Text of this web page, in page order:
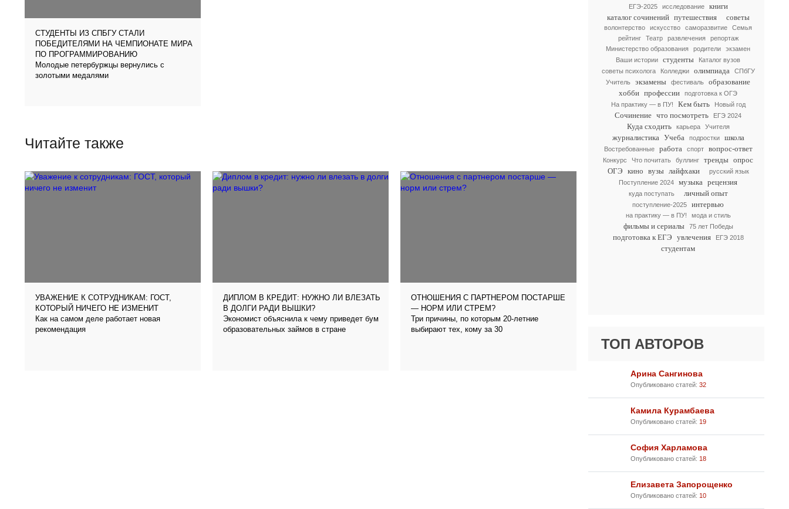
ЕГЭ-2025 исследование
книги
каталог сочинений путешествия советы
волонтерство искусство саморазвитие
Семья
рейтинг
Театр развлечения
репортаж
Министерство образования
родители
экзамен
Ваши истории
студенты
Каталог вузов
советы психолога
Колледжи олимпиада
СПбГУ
Учитель
экзамены фестиваль
образование
хобби профессии
подготовка к ОГЭ
На практику — в ПУ!
Кем быть Новый год
Сочинение что посмотреть ЕГЭ 2024
Куда сходить карьера Учителя
журналистика Учеба подростки школа
Востребованные работа спорт вопрос-ответ
Конкурс Что почитать буллинг тренды опрос
ОГЭ кино вузы лайфхаки
русский язык
Поступление 2024
музыка рецензия
куда поступать личный опыт
поступление-2025 интервью
на практику — в ПУ! мода и стиль
фильмы и сериалы 75 лет Победы
подготовка к ЕГЭ увлечения ЕГЭ 2018
студентам
ТОП АВТОРОВ
Арина Сангинова
Опубликовано статей: 32
Камила Курамбаева
Опубликовано статей: 19
София Харламова
Опубликовано статей: 18
Елизавета Запорощенко
Опубликовано статей: 10
СТУДЕНТЫ ИЗ СПБГУ СТАЛИ
ПОБЕДИТЕЛЯМИ НА ЧЕМПИОНАТЕ МИРА
ПО ПРОГРАММИРОВАНИЮ
Молодые петербуржцы вернулись с
золотыми медалями
Читайте также
УВАЖЕНИЕ К СОТРУДНИКАМ: ГОСТ,
КОТОРЫЙ НИЧЕГО НЕ ИЗМЕНИТ
Как на самом деле работает новая
рекомендация
ДИПЛОМ В КРЕДИТ: НУЖНО ЛИ ВЛЕЗАТЬ
В ДОЛГИ РАДИ ВЫШКИ?
Экономист объяснила к чему приведет бум
образовательных займов в стране
ОТНОШЕНИЯ С ПАРТНЕРОМ ПОСТАРШЕ
— НОРМ ИЛИ СТРЕМ?
Три причины, по которым 20-летние
выбирают тех, кому за 30